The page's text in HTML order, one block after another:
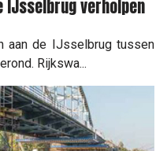
IJsselbrug verholpen
aan de IJsselbrug tussen
Rijkswa...